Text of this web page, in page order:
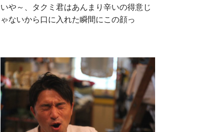
いや～、タクミ君はあんまり辛いの得意じ
ゃないから口に入れた瞬間にこの顔っ